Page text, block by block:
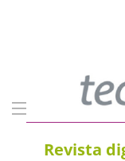
Revista